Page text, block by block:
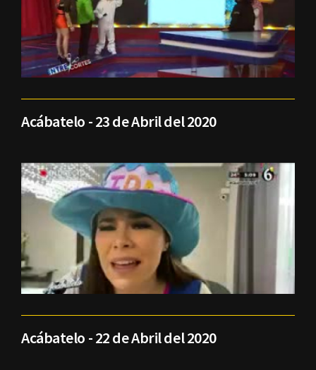
Acábatelo - 23 de Abril del 2020
Acábatelo - 22 de Abril del 2020